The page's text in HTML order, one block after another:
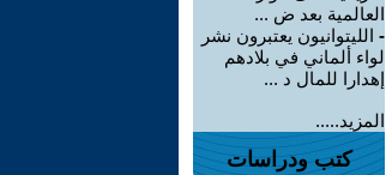
العالمية بعد ض ...
- الليتوانيون يعتبرون نشر
لواء ألماني في بلادهم
إهدارا للمال د ...
المزيد.....
كتب ودراسات